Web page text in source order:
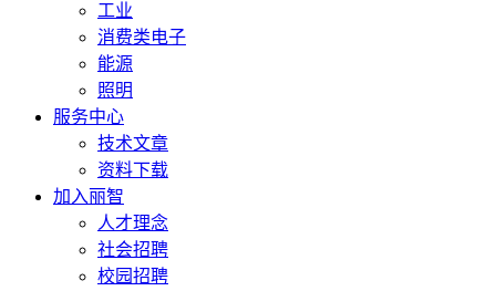
工业
消费类电子
能源
照明
服务中心
技术文章
资料下载
加入丽智
人才理念
社会招聘
校园招聘